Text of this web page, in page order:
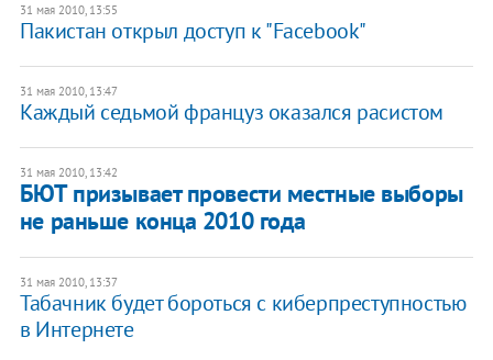
31 мая 2010, 13:55
Пакистан открыл доступ к "Facebook"
31 мая 2010, 13:47
Каждый седьмой француз оказался расистом
31 мая 2010, 13:42
БЮТ призывает провести местные выборы
не раньше конца 2010 года
31 мая 2010, 13:37
Табачник будет бороться с киберпреступностью
в Интернете